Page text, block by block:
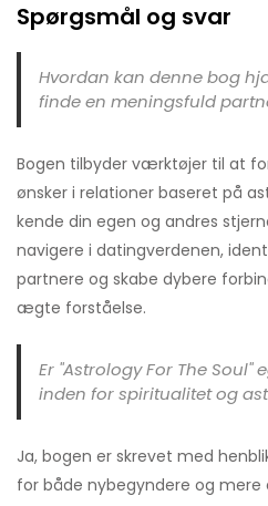
Spørgsmål og svar
Hvordan kan denne bog
finde en meningsfuld
Bogen tilbyder værktøjer til at
ønsker i relationer baseret på
kende din egen og andres
navigere i datingverdenen,
partnere og skabe dybere
ægte forståelse.
Er "Astrology For The Soul"
inden for spiritualitet og
Ja, bogen er skrevet med
for både nybegyndere og